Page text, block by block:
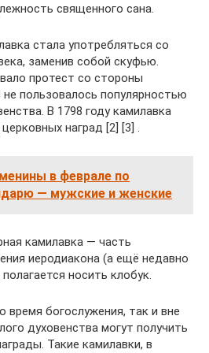
священного сана.
стала употребляться со
заменив собой скуфью.
протест со стороны
пользовалось популярностью
В 1798 году камилавка
наград [2] [3] .
в феврале по
— мужские и женские
камилавка — часть
иеродиакона (а ещё недавно
носить клобук.
время богослужения, так и вне
духовенства могут получить
Такие камилавки, в